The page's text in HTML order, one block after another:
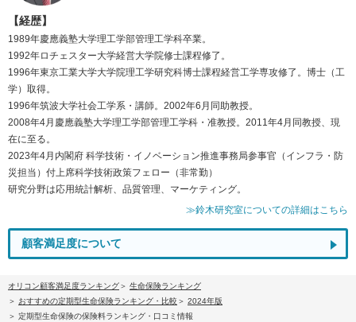
【経歴】
1989年慶應義塾大学理工学部管理工学科卒業。
1992年ロチェスター大学経営大学院修士課程修了。
1996年東京工業大学大学院理工学研究科博士課程経営工学専攻修了。博士（工
学）取得。
1996年筑波大学社会工学系・講師。2002年6月同助教授。
2008年4月慶應義塾大学理工学部管理工学科・准教授。2011年4月同教授、現
在に至る。
2023年4月内閣府 科学技術・イノベーション推進事務局参事官（インフラ・防
災担当）付上席科学技術政策フェロー（非常勤）
研究分野は応用統計解析、品質管理、マーケティング。
≫鈴木研究室についての詳細はこちら
顧客満足度について
オリコン顧客満足度ランキング
生命保険ランキング
おすすめの定期型生命保険ランキング・比較
2024年版
定期型生命保険の保険料ランキング・口コミ情報